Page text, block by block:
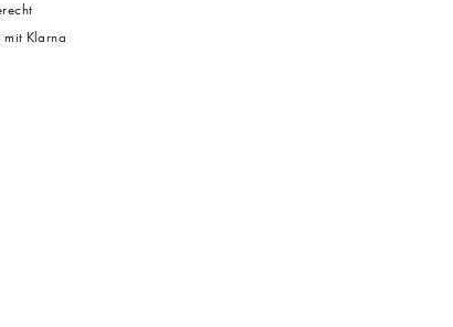
mit Klarna